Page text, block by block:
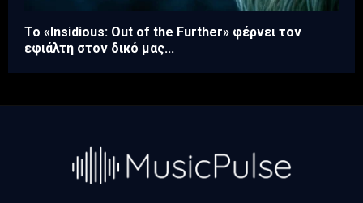
Το «Insidious: Out of the Further» φέρνει τον
εφιάλτη στον δικό μας...